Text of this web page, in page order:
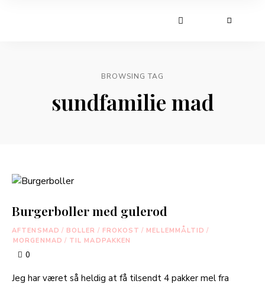
BROWSING TAG
sundfamilie mad
Burgerboller med gulerod
AFTENSMAD / BOLLER / FROKOST / MELLEMMÅLTID /
MORGENMAD / TIL MADPAKKEN
0
Jeg har været så heldig at få tilsendt 4 pakker mel fra